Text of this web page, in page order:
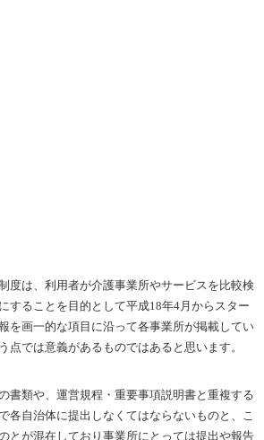
度は、利用者が介護事業所やサービスを比較検
することを目的として平成18年4月からスター
を画一的な項目に沿って各事業所が掲載してい
点では意義があるものではあると思います。
書類や、運営規程・重要事項説明書と重複する
各自治体に提出しなくてはならないものと、こ
とが混在しており事業所にとっては提出や報告